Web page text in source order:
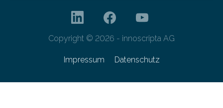
Copyright © 2026 - innoscripta AG
Impressum Datenschutz